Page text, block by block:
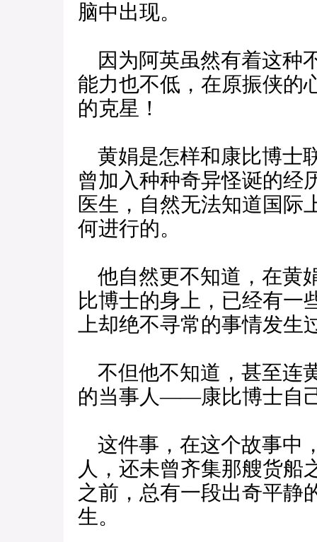
脑中出现。
因为阿英虽然有着这种
能力也不低，在原振侠的
的克星！
黄娟是怎样和康比博士
曾加入种种奇异怪诞的经
医生，自然无法知道国际
何进行的。
他自然更不知道，在黄
比博士的身上，已经有一
上却绝不寻常的事情发生
不但他不知道，甚至连
的当事人——康比博士自
这件事，在这个故事中
人，还未曾齐集那艘货船
之前，总有一段出奇平静
生。